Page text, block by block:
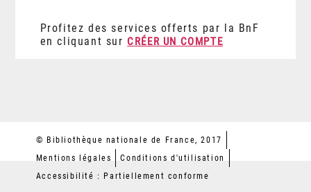
Profitez des services offerts par la BnF
en cliquant sur CRÉER UN COMPTE
© Bibliothèque nationale de France, 2017
Mentions légales
Conditions d'utilisation
Accessibilité : Partiellement conforme